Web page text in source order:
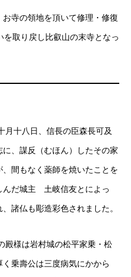
寺の領地を頂いて修理・修復
取り戻し比叡山の末寺となっ
十八日、信長の臣森長可及
、謀反（むほん）したその家
間もなく薬師を焼いたことを
んだ城主 土岐信友とによっ
諸仏も彫造彩色されました。
様は岩村城の松平家乗・松
乗壽公は三度病気にかから